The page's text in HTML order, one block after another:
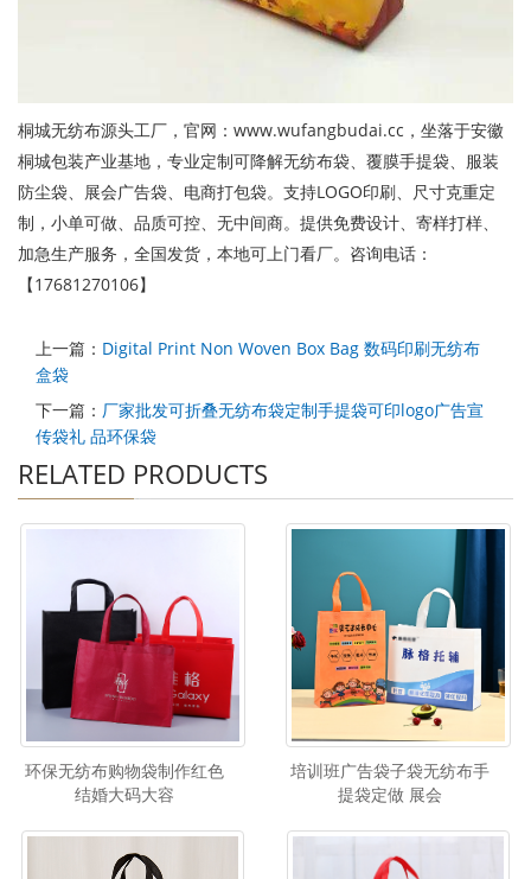
桐城无纺布源头工厂，官网：www.wufangbudai.cc，坐落于安徽
桐城包装产业基地，专业定制可降解无纺布袋、覆膜手提袋、服装
防尘袋、展会广告袋、电商打包袋。支持LOGO印刷、尺寸克重定
制，小单可做、品质可控、无中间商。提供免费设计、寄样打样、
加急生产服务，全国发货，本地可上门看厂。咨询电话：
【17681270106】
上一篇： Digital Print Non Woven Box Bag 数码印刷无纺布
盒袋
下一篇： 厂家批发可折叠无纺布袋定制手提袋可印logo广告宣
传袋礼 品环保袋
RELATED PRODUCTS
环保无纺布购物袋制作红色
结婚大码大容
培训班广告袋子袋无纺布手
提袋定做 展会